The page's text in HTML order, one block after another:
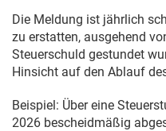
Die Meldung ist jährlich
zu erstatten, ausgehend
Steuerschuld gestundet
Hinsicht auf den Ablauf
Beispiel: Über eine
2026 bescheidmäßig